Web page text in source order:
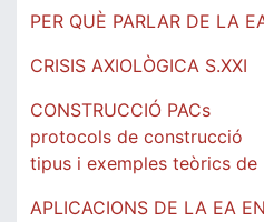
PER QUÈ PARLAR DE LA
CRISIS AXIOLÒGICA S.XXI
CONSTRUCCIÓ PACs
protocols de construcció
tipus i exemples teòrics de
APLICACIONS DE LA EA